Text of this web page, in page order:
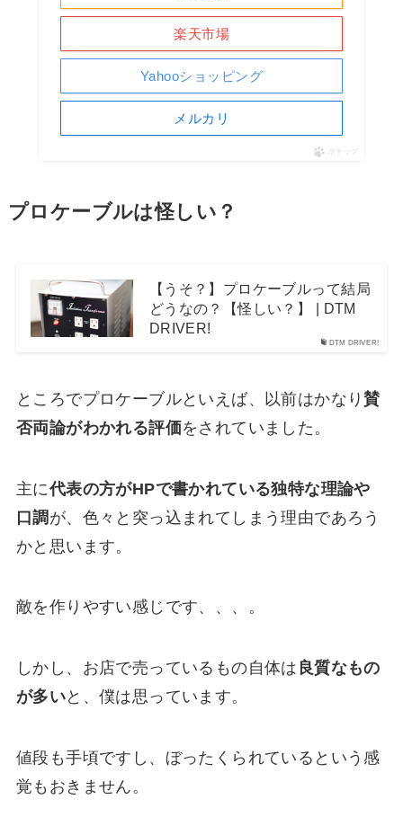
楽天市場
Yahooショッピング
メルカリ
ポチップ
プロケーブルは怪しい？
DTM DRIVER!
【うそ？】プロケーブルって結局
どうなの？【怪しい？】 | DTM
DRIVER!
ところでプロケーブルといえば、以前はかなり賛
否両論がわかれる評価をされていました。
主に代表の方がHPで書かれている独特な理論や
口調 が、色々と突っ込まれてしまう理由であろう
かと思います。
敵を作りやすい感じです、、、。
しかし、お店で売っているもの自体は 良質なもの
が多いと、僕は思っています。
値段も手頃ですし、ぼったくられているという感
覚もおきません。